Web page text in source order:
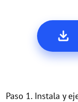
Paso 1. Instala y